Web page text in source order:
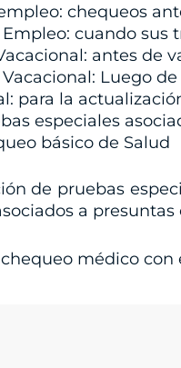
chequeos
Empleo: cuando sus
antes de
Vacacional: Luego
para la
especiales
básico de Salud
de pruebas
a
médico con